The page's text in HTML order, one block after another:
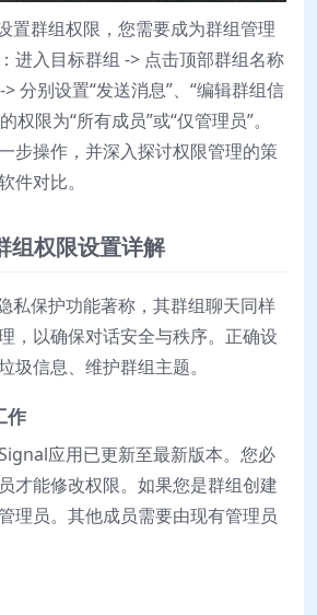
置群组权限，您需要成为群组管理
进入目标群组 -> 点击顶部群组名称
分别设置“发送消息”、“编辑群组信
权限为“所有成员”或“仅管理员”。
步操作，并深入探讨权限管理的策
件对比。
组权限设置详解
私保护功能著称，其群组聊天同样
，以确保对话安全与秩序。正确设
圾信息、维护群组主题。
作
应用已更新至最新版本。您必
才能修改权限。如果您是群组创建
理员。其他成员需要由现有管理员